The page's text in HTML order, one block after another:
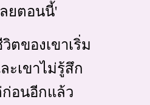
ยตอนนี้'
ตของเขาเริ่ม
ะเขาไม่รู้สึก
ก่อนอีกแล้ว